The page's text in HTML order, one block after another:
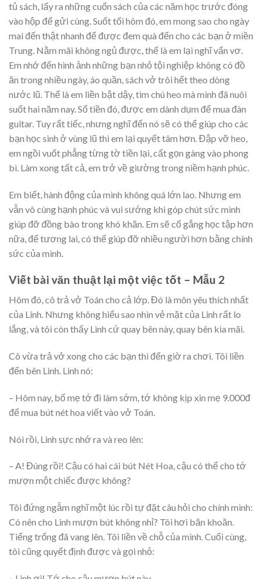
tủ sách, lấy ra những cuốn sách của các năm học trước đóng
vào hộp để gửi cùng. Suốt tối hôm đó, em mong sao cho ngày
mai đến thật nhanh để được đem quà đến cho các bạn ở miền
Trung. Nằm mãi không ngủ được, thế là em lại nghĩ vẩn vơ.
Em nhớ đến hình ảnh những bạn nhỏ tội nghiệp không có đồ
ăn trong nhiều ngày, áo quần, sách vở trôi hết theo dòng
nước lũ. Thế là em liền bật dậy, tìm chú heo mà mình đã nuôi
suốt hai năm nay. Số tiền đó, được em dành dụm để mua đàn
guitar. Tuy rất tiếc, nhưng nghĩ đến nó sẽ có thể giúp cho các
bạn học sinh ở vùng lũ thì em lại quyết tâm hơn. Đập vỡ heo,
em ngồi vuốt phẳng từng tờ tiền lại, cất gọn gàng vào phong
bì. Làm xong tất cả, em trở về giường trong niềm hạnh phúc.
Em biết, hành động của mình không quá lớn lao. Nhưng em
vẫn vô cùng hạnh phúc và vui sướng khi góp chút sức mình
giúp đỡ đồng bào trong khó khăn. Em sẽ cố gắng học tập hơn
nữa, để tương lai, có thể giúp đỡ nhiều người hơn bằng chính
sức của mình.
Viết bài văn thuật lại một việc tốt – Mẫu 2
Hôm đó, cô trả vở Toán cho cả lớp. Đó là môn yêu thích nhất
của Linh. Nhưng không hiểu sao nhìn vẻ mặt của Linh rất lo
lắng, và tôi còn thấy Linh cứ quay bên này, quay bên kia mãi.
Cô vừa trả vở xong cho các bạn thì đến giờ ra chơi. Tôi liền
đến bên Linh. Linh nó:
– Hôm nay, bố mẹ tớ đi làm sớm, tớ không kịp xin mẹ 9.000đ
để mua bút nét hoa viết vào vở Toán.
Nói rồi, Linh sực nhớ ra và reo lên:
– A! Đúng rồi! Cậu có hai cái bút Nét Hoa, cậu có thể cho tớ
mượn một chiếc được không?
Tôi đứng ngẫm nghĩ một lúc rồi tự đặt câu hỏi cho chính mình:
Có nên cho Linh mượn bút không nhỉ? Tôi hơi băn khoăn.
Tiếng trống đã vang lên. Tôi liền về chỗ của mình. Cuối cùng,
tôi cũng quyết định được và gọi nhỏ: